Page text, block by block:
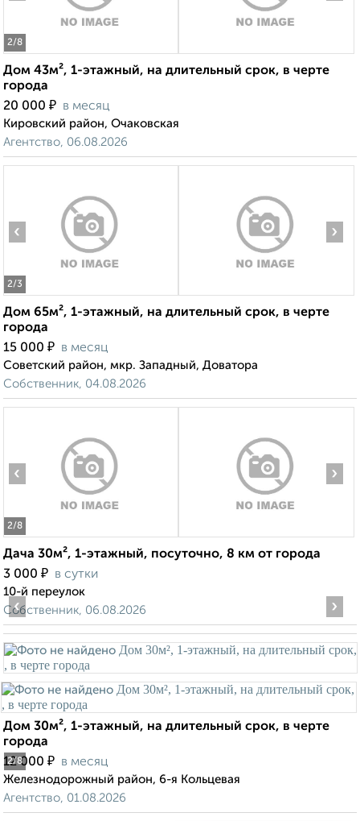
2/8
Дом 43м², 1-этажный, на длительный срок, в черте
города
20 000 ₽ в месяц
Кировский район, Очаковская
Агентство, 06.08.2026
2/3
‹ ›
Дом 65м², 1-этажный, на длительный срок, в черте
города
15 000 ₽ в месяц
Советский район, мкр. Западный, Доватора
Собственник, 04.08.2026
2/8
‹ ›
Дача 30м², 1-этажный, посуточно, 8 км от города
3 000 ₽ в сутки
10-й переулок
Собственник, 06.08.2026
2/8
‹ ›
Дом 30м², 1-этажный, на длительный срок, в черте
города
12 000 ₽ в месяц
Железнодорожный район, 6-я Кольцевая
Агентство, 01.08.2026